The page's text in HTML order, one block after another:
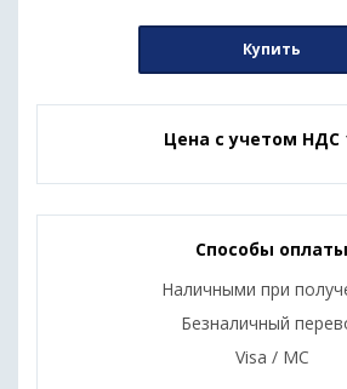
Купить
Цена с учетом НДС
Способы оплаты
Наличными при
Безналичный
Visa / MC